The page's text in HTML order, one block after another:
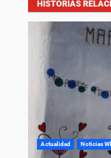
HISTORIAS
Actualidad Noticias